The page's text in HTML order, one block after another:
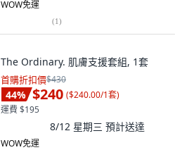
WOW免運
(1)
The Ordinary. 肌膚支援套組, 1套
首購折扣價$430
44% $240 ($240.00/1套)
運費 $195
8/12 星期三 預計送達
WOW免運